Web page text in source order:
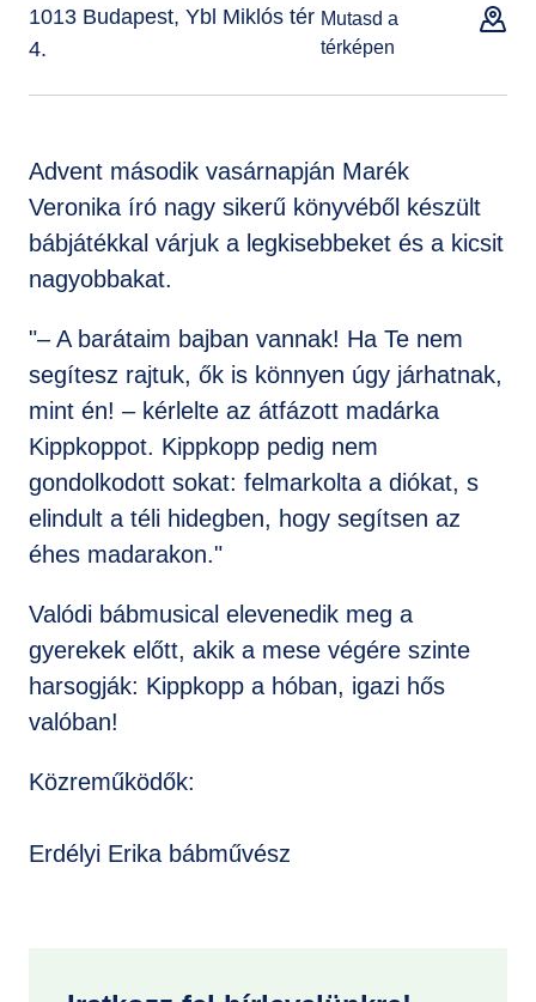
1013 Budapest, Ybl Miklós tér
4.
Mutasd a
térképen
Advent második vasárnapján Marék
Veronika író nagy sikerű könyvéből készült
bábjátékkal várjuk a legkisebbeket és a kicsit
nagyobbakat.
"– A barátaim bajban vannak! Ha Te nem
segítesz rajtuk, ők is könnyen úgy járhatnak,
mint én! – kérlelte az átfázott madárka
Kippkoppot. Kippkopp pedig nem
gondolkodott sokat: felmarkolta a diókat, s
elindult a téli hidegben, hogy segítsen az
éhes madarakon."
Valódi bábmusical elevenedik meg a
gyerekek előtt, akik a mese végére szinte
harsogják: Kippkopp a hóban, igazi hős
valóban!
Közreműködők:
Erdélyi Erika bábművész